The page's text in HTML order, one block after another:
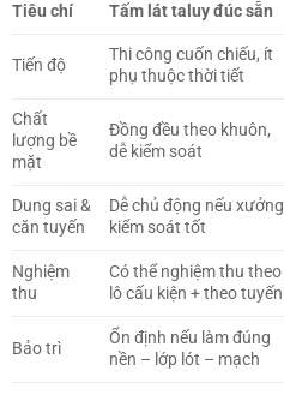
Tiêu chí Tấm lát taluy đúc sẵn
Tiến độ
Thi công cuốn chiếu, ít
phụ thuộc thời tiết
Chất
lượng bề
mặt
Đồng đều theo khuôn,
dễ kiểm soát
Dung sai &
căn tuyến
Dễ chủ động nếu xưởng
kiểm soát tốt
Nghiệm
thu
Có thể nghiệm thu theo
lô cấu kiện + theo tuyến
Bảo trì
Ổn định nếu làm đúng
nền – lớp lót – mạch